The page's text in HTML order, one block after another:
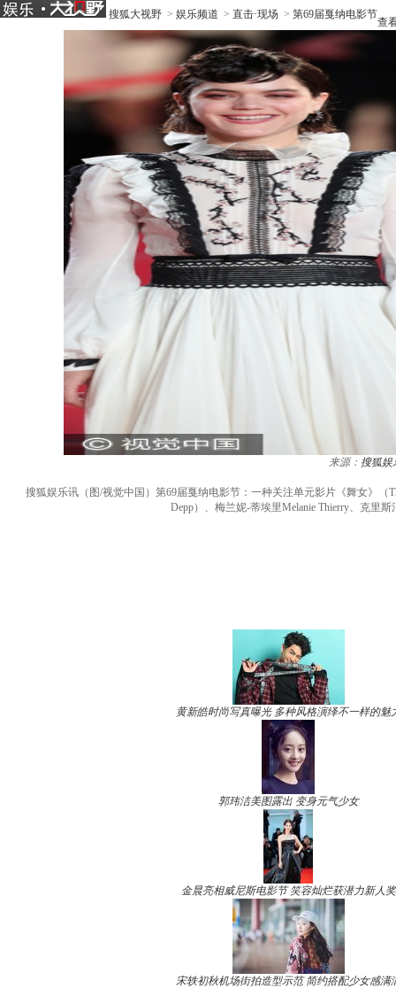
搜狐大视野 > 娱乐频道 > 直击·现场 > 第69届戛纳电影节
查
来源： 搜狐娱
搜狐娱乐讯（图/视觉中国）第69届戛纳电影节：一种关注单元影片《舞女》（
Depp）、梅兰妮-蒂埃里Melanie Thierry、克里
黄新皓时尚写真曝光 多种风格演绎不一样的魅
郭玮洁美图露出 变身元气少女
金晨亮相威尼斯电影节 笑容灿烂获潜力新人奖
宋轶初秋机场街拍造型示范 简约搭配少女感满